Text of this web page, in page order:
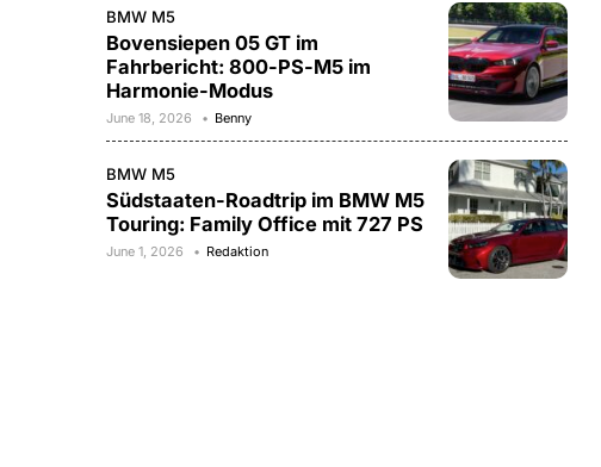
BMW M5
Bovensiepen 05 GT im
Fahrbericht: 800-PS-M5 im
Harmonie-Modus
June 18, 2026 Benny
BMW M5
Südstaaten-Roadtrip im BMW M5
Touring: Family Office mit 727 PS
June 1, 2026 Redaktion